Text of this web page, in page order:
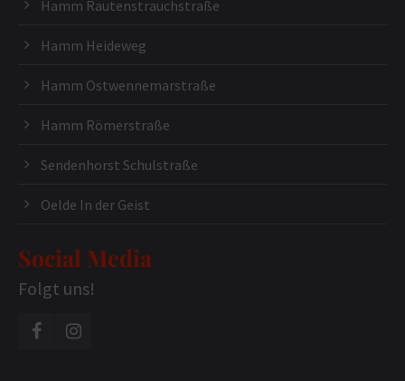
Hamm Rautenstrauchstraße
Hamm Heideweg
Hamm Ostwennemarstraße
Hamm Römerstraße
Sendenhorst Schulstraße
Oelde In der Geist
Social Media
Folgt uns!